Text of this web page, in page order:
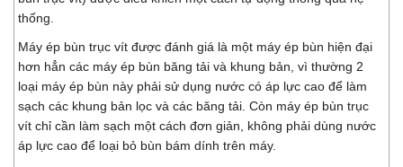
thống.
Máy ép bùn trục vít được đánh giá là một máy ép bùn hiện đại
hơn hẳn các máy ép bùn băng tải và khung bản, vì thường 2
loại máy ép bùn này phải sử dụng nước có áp lực cao để làm
sạch các khung bản lọc và các băng tải. Còn máy ép bùn trục
vít chỉ cần làm sạch một cách đơn giản, không phải dùng nước
áp lực cao để loại bỏ bùn bám dính trên máy.